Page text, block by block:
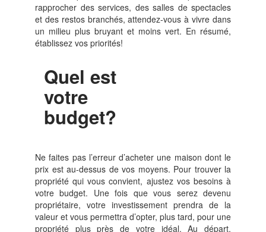
rapprocher des services, des salles de spectacles
et des restos branchés, attendez-vous à vivre dans
un milieu plus bruyant et moins vert. En résumé,
établissez vos priorités!
Quel est
votre
budget?
Ne faites pas l’erreur d’acheter une maison dont le
prix est au-dessus de vos moyens. Pour trouver la
propriété qui vous convient, ajustez vos besoins à
votre budget. Une fois que vous serez devenu
propriétaire, votre investissement prendra de la
valeur et vous permettra d’opter, plus tard, pour une
propriété plus près de votre idéal. Au départ,